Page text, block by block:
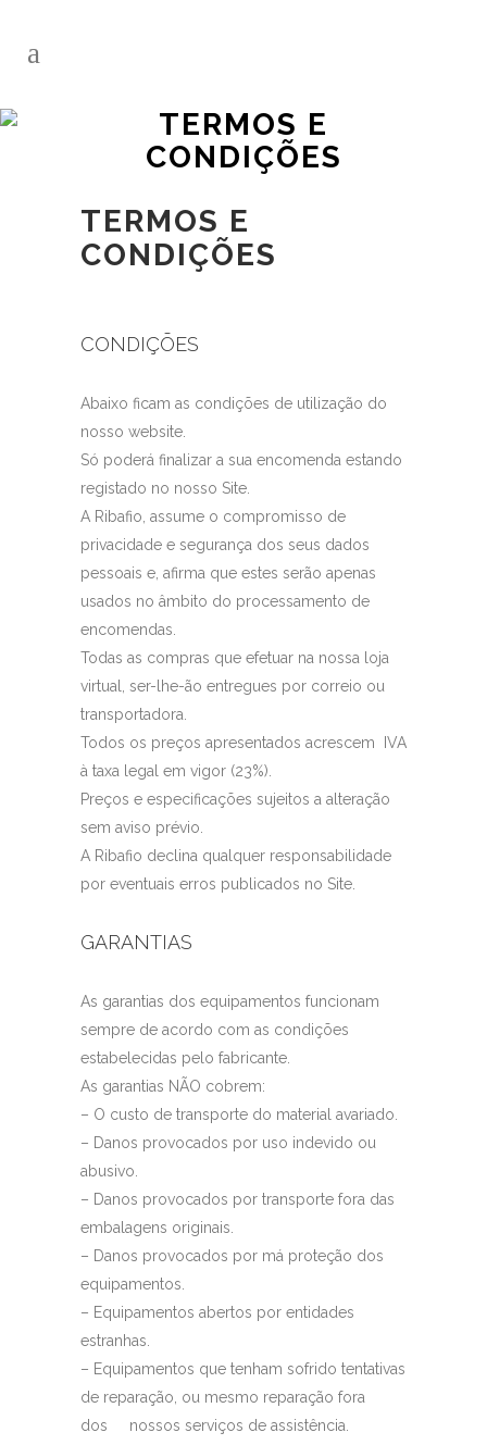
TERMOS E
CONDIÇÕES
TERMOS E
CONDIÇÕES
CONDIÇÕES
Abaixo ficam as condições de utilização do
nosso website.
Só poderá finalizar a sua encomenda estando
registado no nosso Site.
A Ribafio, assume o compromisso de
privacidade e segurança dos seus dados
pessoais e, afirma que estes serão apenas
usados no âmbito do processamento de
encomendas.
Todas as compras que efetuar na nossa loja
virtual, ser-lhe-ão entregues por correio ou
transportadora.
Todos os preços apresentados acrescem IVA
à taxa legal em vigor (23%).
Preços e especificações sujeitos a alteração
sem aviso prévio.
A Ribafio declina qualquer responsabilidade
por eventuais erros publicados no Site.
GARANTIAS
As garantias dos equipamentos funcionam
sempre de acordo com as condições
estabelecidas pelo fabricante.
As garantias NÃO cobrem:
– O custo de transporte do material avariado.
– Danos provocados por uso indevido ou
abusivo.
– Danos provocados por transporte fora das
embalagens originais.
– Danos provocados por má proteção dos
equipamentos.
– Equipamentos abertos por entidades
estranhas.
– Equipamentos que tenham sofrido tentativas
de reparação, ou mesmo reparação fora
dos nossos serviços de assistência.